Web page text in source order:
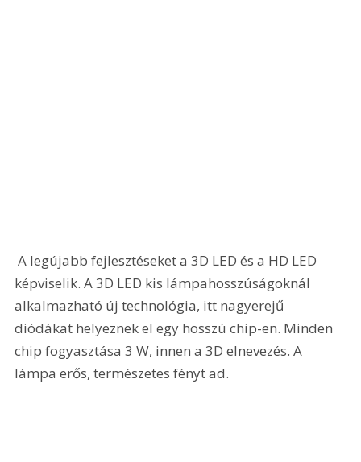
A legújabb fejlesztéseket a 3D LED és a HD LED
képviselik. A 3D LED kis lámpahosszúságoknál
alkalmazható új technológia, itt nagyerejű
diódákat helyeznek el egy hosszú chip-en. Minden
chip fogyasztása 3 W, innen a 3D elnevezés. A
lámpa erős, természetes fényt ad.